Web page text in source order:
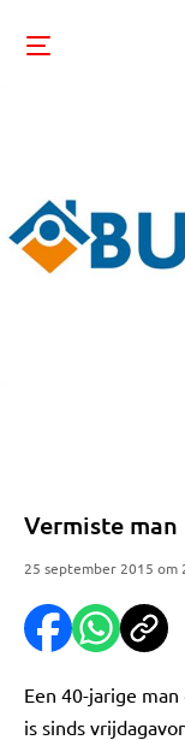
Vermiste
25 september 2015 om
Een 40-jarige
is sinds